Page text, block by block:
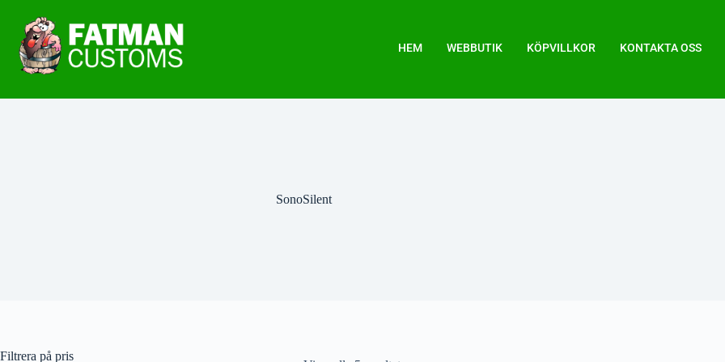
HEM WEBBUTIK KÖPVILLKOR KONTAKTA OSS
SonoSilent
Filtrera på pris